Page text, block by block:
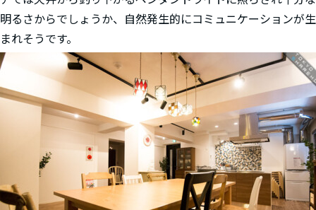
明るさからでしょうか、自然発生的にコミュニケーションが生
まれそうです。